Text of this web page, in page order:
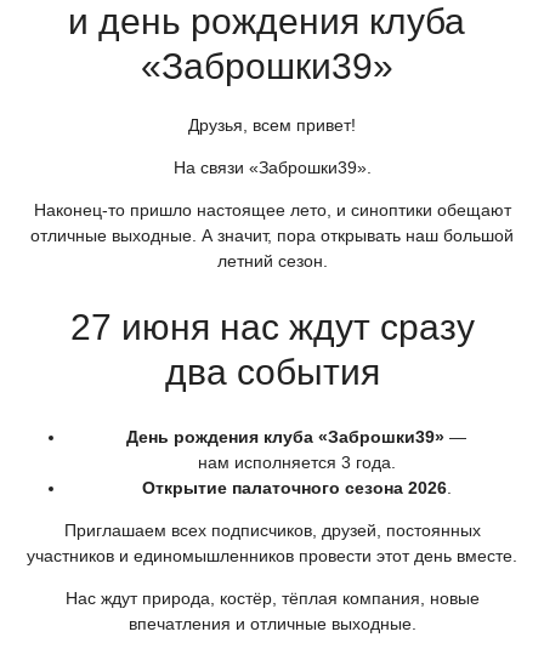
и день рождения клуба
«Заброшки39»
Друзья, всем привет!
На связи «Заброшки39».
Наконец-то пришло настоящее лето, и синоптики обещают
отличные выходные. А значит, пора открывать наш большой
летний сезон.
27 июня нас ждут сразу
два события
День рождения клуба «Заброшки39» —
нам исполняется 3 года.
Открытие палаточного сезона 2026.
Приглашаем всех подписчиков, друзей, постоянных
участников и единомышленников провести этот день вместе.
Нас ждут природа, костёр, тёплая компания, новые
впечатления и отличные выходные.